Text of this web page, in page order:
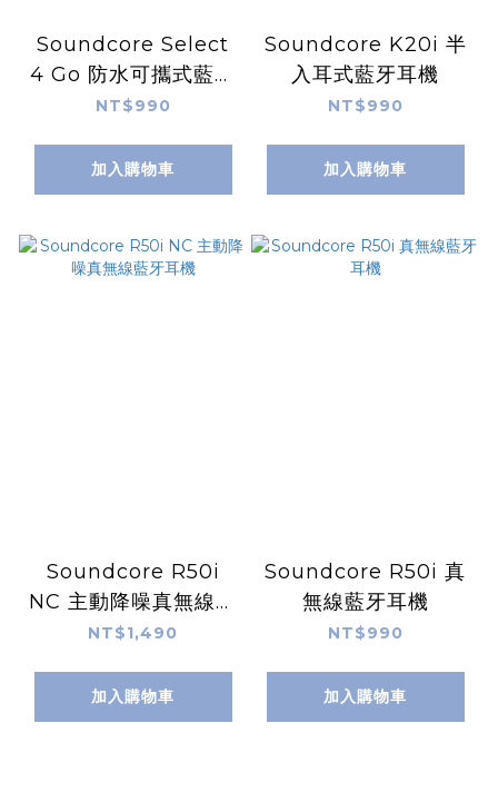
Soundcore Select
4 Go 防水可攜式藍牙
喇叭
NT$990
加入購物車
Soundcore K20i 半
入耳式藍牙耳機
NT$990
加入購物車
Soundcore R50i
NC 主動降噪真無線藍
牙耳機
NT$1,490
加入購物車
Soundcore R50i 真
無線藍牙耳機
NT$990
加入購物車